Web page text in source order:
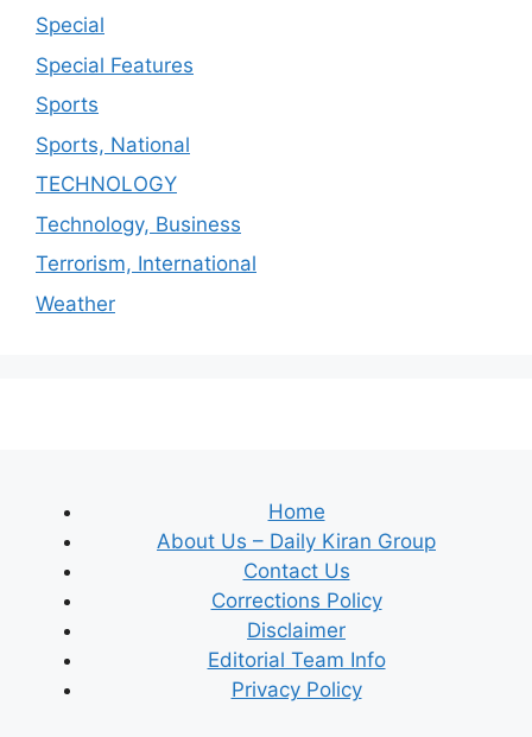
Special
Special Features
Sports
Sports, National
TECHNOLOGY
Technology, Business
Terrorism, International
Weather
Home
About Us – Daily Kiran Group
Contact Us
Corrections Policy
Disclaimer
Editorial Team Info
Privacy Policy